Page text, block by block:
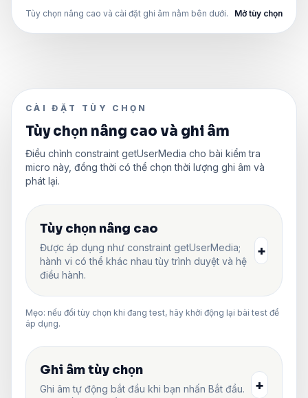
Tùy chọn nâng cao và cài đặt ghi âm nằm bên dưới. Mở tùy chọn
CÀI ĐẶT TÙY CHỌN
Tùy chọn nâng cao và ghi âm
Điều chỉnh constraint getUserMedia cho bài kiểm tra
micro này, đồng thời có thể chọn thời lượng ghi âm và
phát lại.
Tùy chọn nâng cao
Được áp dụng như constraint getUserMedia;
hành vi có thể khác nhau tùy trình duyệt và hệ
điều hành.
+
Mẹo: nếu đổi tùy chọn khi đang test, hãy khởi động lại bài test để
áp dụng.
Ghi âm tùy chọn
Ghi âm tự động bắt đầu khi bạn nhấn Bắt đầu.
+